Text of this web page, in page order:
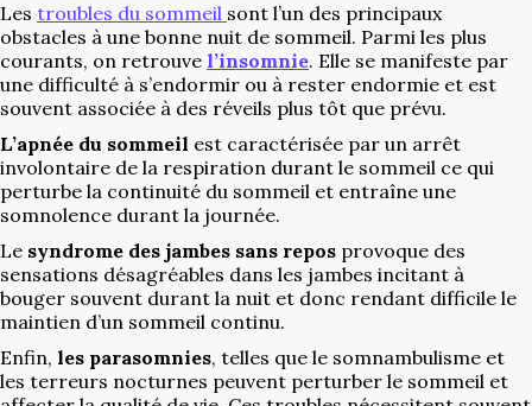
Les troubles du sommeil sont l’un des principaux
obstacles à une bonne nuit de sommeil. Parmi les plus
courants, on retrouve l’insomnie. Elle se manifeste par
une difficulté à s’endormir ou à rester endormie et est
souvent associée à des réveils plus tôt que prévu.
L’apnée du sommeil est caractérisée par un arrêt
involontaire de la respiration durant le sommeil ce qui
perturbe la continuité du sommeil et entraîne une
somnolence durant la journée.
Le syndrome des jambes sans repos provoque des
sensations désagréables dans les jambes incitant à
bouger souvent durant la nuit et donc rendant difficile le
maintien d’un sommeil continu.
Enfin, les parasomnies, telles que le somnambulisme et
les terreurs nocturnes peuvent perturber le sommeil et